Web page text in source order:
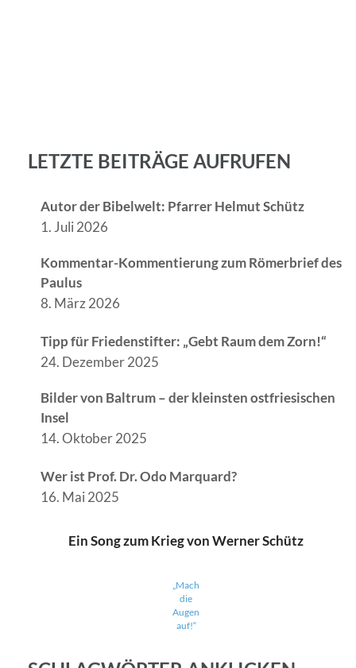
LETZTE BEITRÄGE AUFRUFEN
Autor der Bibelwelt: Pfarrer Helmut Schütz
1. Juli 2026
Kommentar-Kommentierung zum Römerbrief des
Paulus
8. März 2026
Tipp für Friedenstifter: „Gebt Raum dem Zorn!“
24. Dezember 2025
Bilder von Baltrum – der kleinsten ostfriesischen
Insel
14. Oktober 2025
Wer ist Prof. Dr. Odo Marquard?
16. Mai 2025
Ein Song zum Krieg von Werner Schütz
„Mach
die
Augen
auf!“